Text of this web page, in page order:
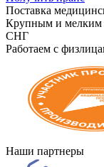
Поставка
Крупным и мелким
СНГ
Работаем с
Наши партнеры